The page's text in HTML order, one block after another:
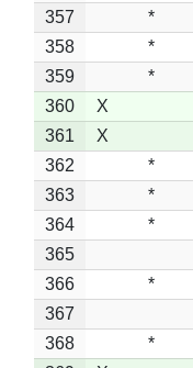
357
*
358
*
359
*
360
X
361
X
362
*
363
*
364
*
365
366
*
367
368
*